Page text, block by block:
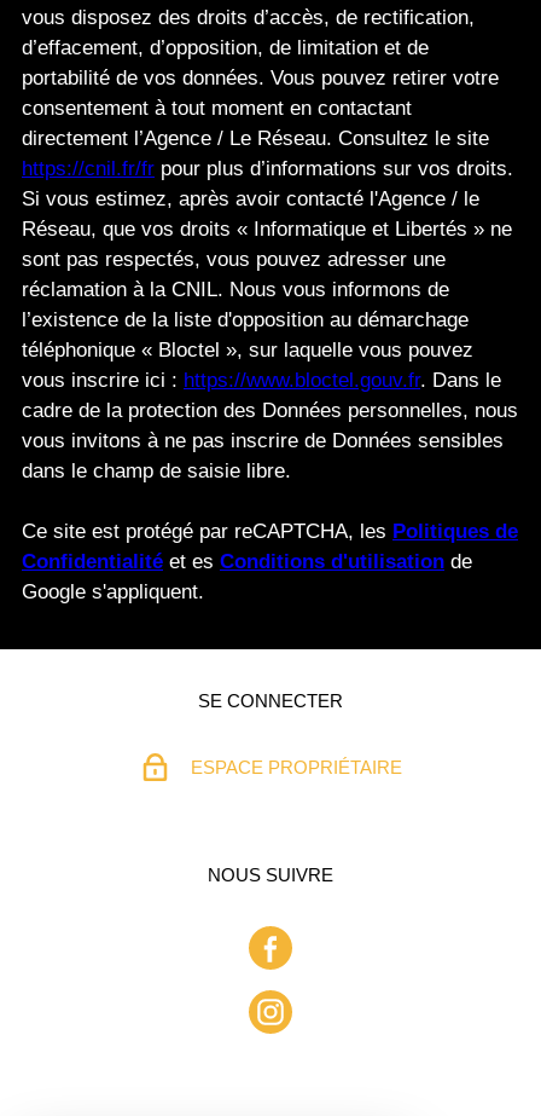
vous disposez des droits d’accès, de rectification,
d’effacement, d’opposition, de limitation et de
portabilité de vos données. Vous pouvez retirer votre
consentement à tout moment en contactant
directement l’Agence / Le Réseau. Consultez le site
https://cnil.fr/fr pour plus d’informations sur vos droits.
Si vous estimez, après avoir contacté l'Agence / le
Réseau, que vos droits « Informatique et Libertés » ne
sont pas respectés, vous pouvez adresser une
réclamation à la CNIL. Nous vous informons de
l’existence de la liste d'opposition au démarchage
téléphonique « Bloctel », sur laquelle vous pouvez
vous inscrire ici : https://www.bloctel.gouv.fr. Dans le
cadre de la protection des Données personnelles, nous
vous invitons à ne pas inscrire de Données sensibles
dans le champ de saisie libre.
Ce site est protégé par reCAPTCHA, les Politiques de
Confidentialité et es Conditions d'utilisation de
Google s'appliquent.
SE CONNECTER
ESPACE PROPRIÉTAIRE
NOUS SUIVRE